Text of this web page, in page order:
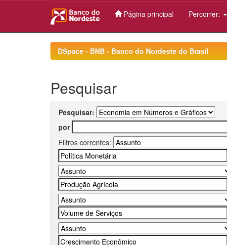
Página principal Percorrer:
DSpace - BNB - Banco do Nordeste do Brasil
Pesquisar
Pesquisar:
por
Filtros correntes: